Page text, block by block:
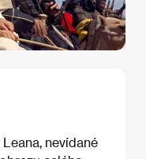
nevídané